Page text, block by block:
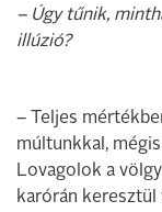
– Úgy tűnik,
illúzió?
– Teljes
múltunkkal,
Lovagolok a
karórán keresztül